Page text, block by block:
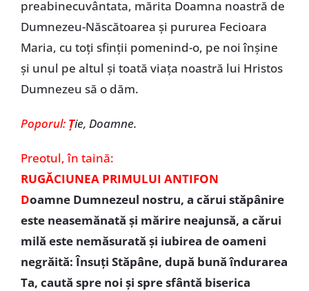
preabinecuvântata, mărita Doamna noastră de
Dumnezeu-Născătoarea și pururea Fecioara
Maria, cu toți sfinții pomenind-o, pe noi înșine
și unul pe altul și toată viața noastră lui Hristos
Dumnezeu să o dăm.
Poporul: Ție, Doamne.
Preotul, în taină:
RUGĂCIUNEA PRIMULUI ANTIFON
Doamne Dumnezeul nostru, a cărui stăpânire
este neasemănată și mărire neajunsă, a cărui
milă este nemăsurată și iubirea de oameni
negrăită: Însuți Stăpâne, după bună îndurarea
Ta, caută spre noi și spre sfântă biserica